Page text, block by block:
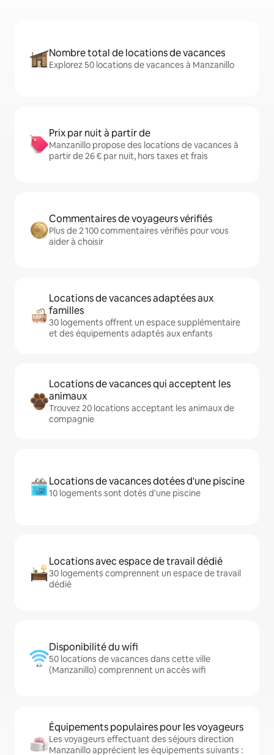
Nombre total de locations de vacances
Explorez 50 locations de vacances à Manzanillo
Prix par nuit à partir de
Manzanillo propose des locations de vacances à
partir de 26 € par nuit, hors taxes et frais
Commentaires de voyageurs vérifiés
Plus de 2 100 commentaires vérifiés pour vous
aider à choisir
Locations de vacances adaptées aux
familles
30 logements offrent un espace supplémentaire
et des équipements adaptés aux enfants
Locations de vacances qui acceptent les
animaux
Trouvez 20 locations acceptant les animaux de
compagnie
Locations de vacances dotées d'une piscine
10 logements sont dotés d'une piscine
Locations avec espace de travail dédié
30 logements comprennent un espace de travail
dédié
Disponibilité du wifi
50 locations de vacances dans cette ville
(Manzanillo) comprennent un accès wifi
Équipements populaires pour les voyageurs
Les voyageurs effectuant des séjours direction
Manzanillo apprécient les équipements suivants :